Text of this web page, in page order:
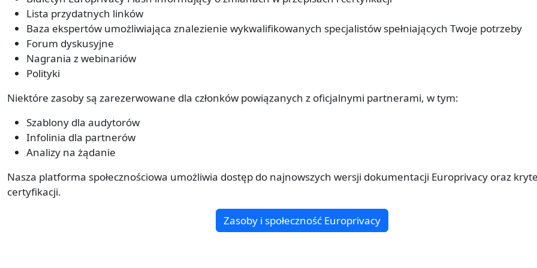
Lista przydatnych linków
Baza ekspertów umożliwiająca znalezienie wykwalifikowanych specjalistów spełniających Twoje potrzeby
Forum dyskusyjne
Nagrania z webinariów
Polityki
Niektóre zasoby są zarezerwowane dla członków powiązanych z oficjalnymi partnerami, w tym:
Szablony dla audytorów
Infolinia dla partnerów
Analizy na żądanie
Nasza platforma społecznościowa umożliwia dostęp do najnowszych wersji dokumentacji Europrivacy oraz
certyfikacji.
Zasoby i społeczność Europrivacy